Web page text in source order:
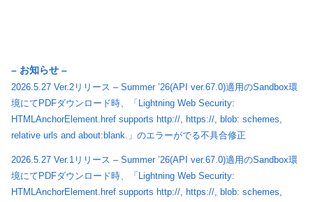
– お知らせ –
2026.5.27 Ver.2リリース – Summer ’26(API ver.67.0)適用のSandbox環
境にてPDFダウンロード時、「Lightning Web Security:
HTMLAnchorElement.href supports http://, https://, blob: schemes,
relative urls and about:blank.」のエラーがでる不具合修正
2026.5.27 Ver.1リリース – Summer ’26(API ver.67.0)適用のSandbox環
境にてPDFダウンロード時、「Lightning Web Security:
HTMLAnchorElement.href supports http://, https://, blob: schemes,